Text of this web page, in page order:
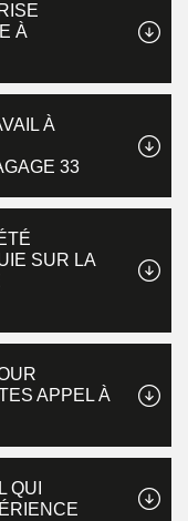
À
À
33
SUR LA
APPEL À
QUI